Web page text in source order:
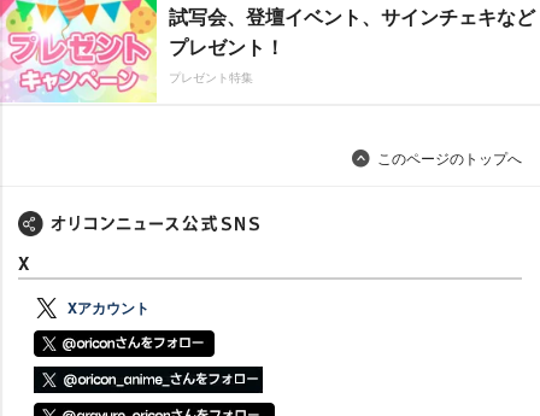
試写会、登壇イベント、サインチェキなど
プレゼント！
プレゼント特集
このページのトップへ
X
Xアカウント